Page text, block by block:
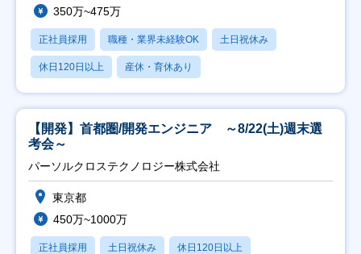
350万~475万
正社員採用 職種・業界未経験OK 土日祝休み
休日120日以上 産休・育休あり
【開発】首都圏/開発エンジニア ～8/22(土)週末選
考会～
パーソルクロステクノロジー株式会社
東京都
450万~1000万
正社員採用 土日祝休み 休日120日以上